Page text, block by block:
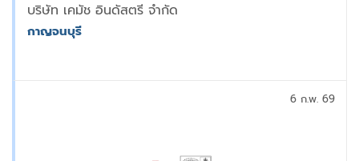
บริษัท เคมัช อินดัสตรี จำกัด
กาญจนบุรี
6 ก.พ. 69